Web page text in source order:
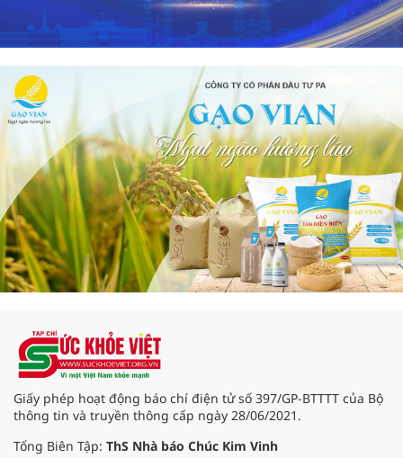
Giấy phép hoạt động báo chí điện tử số 397/GP-BTTTT của Bộ
thông tin và truyền thông cấp ngày 28/06/2021.
Tổng Biên Tập: ThS Nhà báo Chúc Kim Vinh